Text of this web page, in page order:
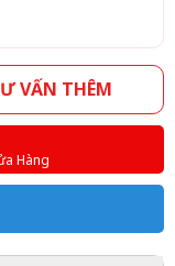
VẤN THÊM
Hàng